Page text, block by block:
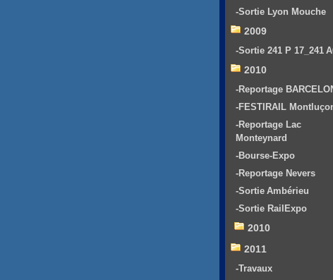
-Sortie Lyon Mouche
2009
-Sortie 241 P 17_241
2010
-Reportage
-FESTIRAIL
-Reportage Lac
Monteynard
-Bourse-Expo
-Reportage Nevers
-Sortie Ambérieu
-Sortie RailExpo
2010
2011
-Travaux